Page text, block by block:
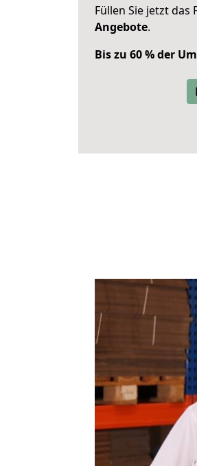
Füllen Sie jetzt das
Angebote.
Bis zu 60 % der